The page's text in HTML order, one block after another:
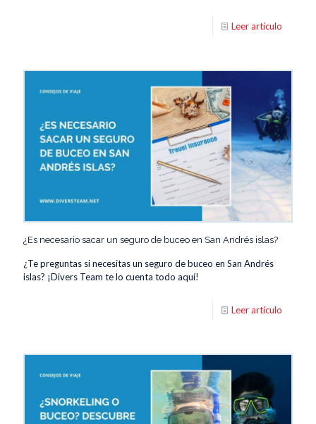
Leer artículo
¿Es necesario sacar un seguro de buceo en San Andrés islas?
¿Te preguntas si necesitas un seguro de buceo en San Andrés
islas? ¡Divers Team te lo cuenta todo aquí!
Leer artículo